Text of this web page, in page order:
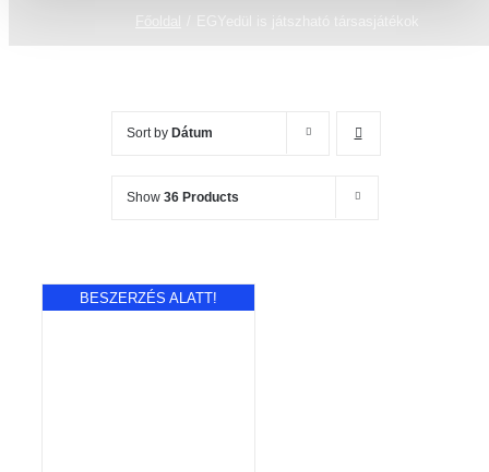
Főoldal EGYedül is játszható társasjátékok
Sort by Dátum
Show 36 Products
BESZERZÉS ALATT!